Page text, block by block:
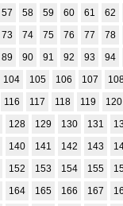
57 58 59 60 61
62
73 74 75 76 77
78
89 90 91 92 93
94
104 105 106 107
116 117 118 119
120
128 129 130 131
140 141 142 143
152 153 154 155
164 165 166 167